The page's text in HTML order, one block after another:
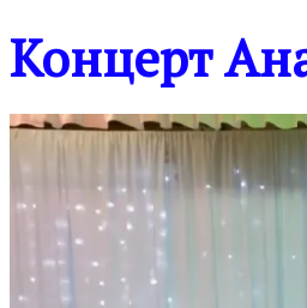
Концерт